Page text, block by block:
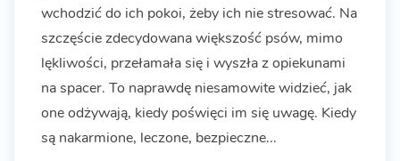
wchodzić do ich pokoi, żeby ich nie stresować. Na
szczęście zdecydowana większość psów, mimo
lękliwości, przełamała się i wyszła z opiekunami
na spacer. To naprawdę niesamowite widzieć, jak
one odżywają, kiedy poświęci im się uwagę. Kiedy
są nakarmione, leczone, bezpieczne...